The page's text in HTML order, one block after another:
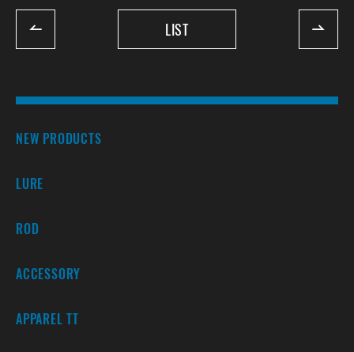
LIST
NEW PRODUCTS
LURE
ROD
ACCESSORY
APPAREL TT